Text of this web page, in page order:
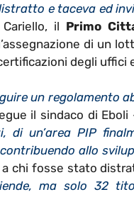
e taceva ed
il Primo
di un
degli uffici
un regolamento
il sindaco di Eboli
un’area PIP
allo
chi fosse stato
ma solo 32